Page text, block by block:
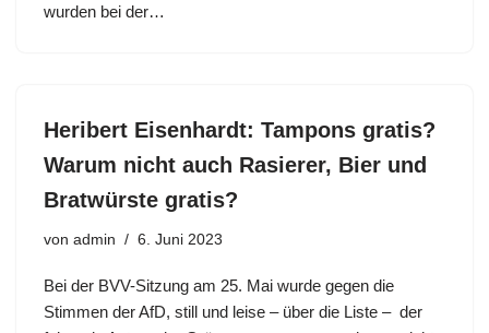
wurden bei der…
Heribert Eisenhardt: Tampons gratis?
Warum nicht auch Rasierer, Bier und
Bratwürste gratis?
von admin 6. Juni 2023
Bei der BVV-Sitzung am 25. Mai wurde gegen die
Stimmen der AfD, still und leise – über die Liste – der